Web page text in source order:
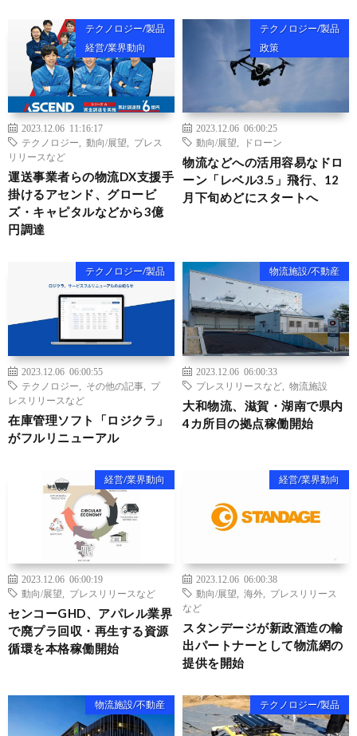
テクノロジー/製品
経営/業界動向
2023.12.06 11:16:17
テクノロジー
動向/展望
プレス
リリースなど
運送事業者らの物流DX支援手
掛けるアセンド、グロービ
ズ・キャピタルなどから3億
円調達
テクノロジー/製品
政策
2023.12.06 06:00:25
動向/展望
ドローン
物流などへの活用容易なドロ
ーン「レベル3.5」飛行、12
月下旬めどにスタートへ
テクノロジー/製品
2023.12.06 06:00:55
テクノロジー
その他の記事
プ
レスリリースなど
在庫管理ソフト「ロジクラ」
がフルリニューアル
物流施設/不動産
2023.12.06 06:00:33
プレスリリースなど
物流施設
大和物流、滋賀・湖南で県内
4カ所目の拠点稼働開始
経営/業界動向
2023.12.06 06:00:19
動向/展望
プレスリリースなど
センコーGHD、アパレル業界
で廃プラ回収・再生する資源
循環を本格稼働開始
経営/業界動向
2023.12.06 06:00:38
動向/展望
海外
プレスリリース
など
スタンデージが新政酒造の輸
出パートナーとして物流網の
提供を開始
物流施設/不動産 テクノロジー/製品